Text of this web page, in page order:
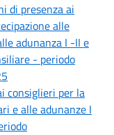
di presenza ai
alle
adunanza I -II e
- periodo
consiglieri per la
e alle adunanze I